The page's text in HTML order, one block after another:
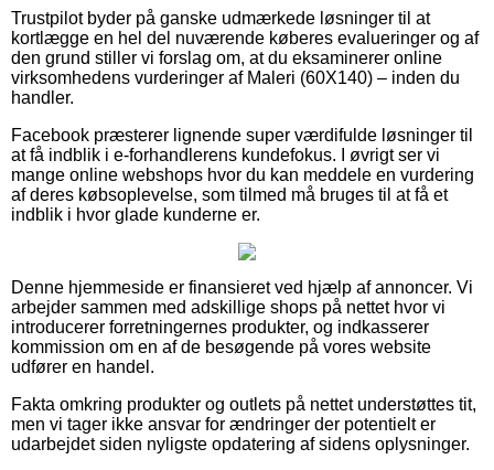
Trustpilot byder på ganske udmærkede løsninger til at
kortlægge en hel del nuværende køberes evalueringer og af
den grund stiller vi forslag om, at du eksaminerer online
virksomhedens vurderinger af Maleri (60X140) – inden du
handler.
Facebook præsterer lignende super værdifulde løsninger til
at få indblik i e-forhandlerens kundefokus. I øvrigt ser vi
mange online webshops hvor du kan meddele en vurdering
af deres købsoplevelse, som tilmed må bruges til at få et
indblik i hvor glade kunderne er.
Denne hjemmeside er finansieret ved hjælp af annoncer. Vi
arbejder sammen med adskillige shops på nettet hvor vi
introducerer forretningernes produkter, og indkasserer
kommission om en af de besøgende på vores website
udfører en handel.
Fakta omkring produkter og outlets på nettet understøttes tit,
men vi tager ikke ansvar for ændringer der potentielt er
udarbejdet siden nyligste opdatering af sidens oplysninger.